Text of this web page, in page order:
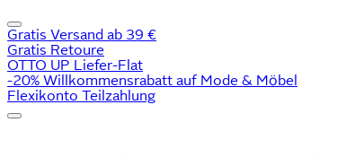
Gratis Versand ab 39 €
Gratis Retoure
OTTO UP Liefer-Flat
-20% Willkommensrabatt auf Mode & Möbel
Flexikonto Teilzahlung